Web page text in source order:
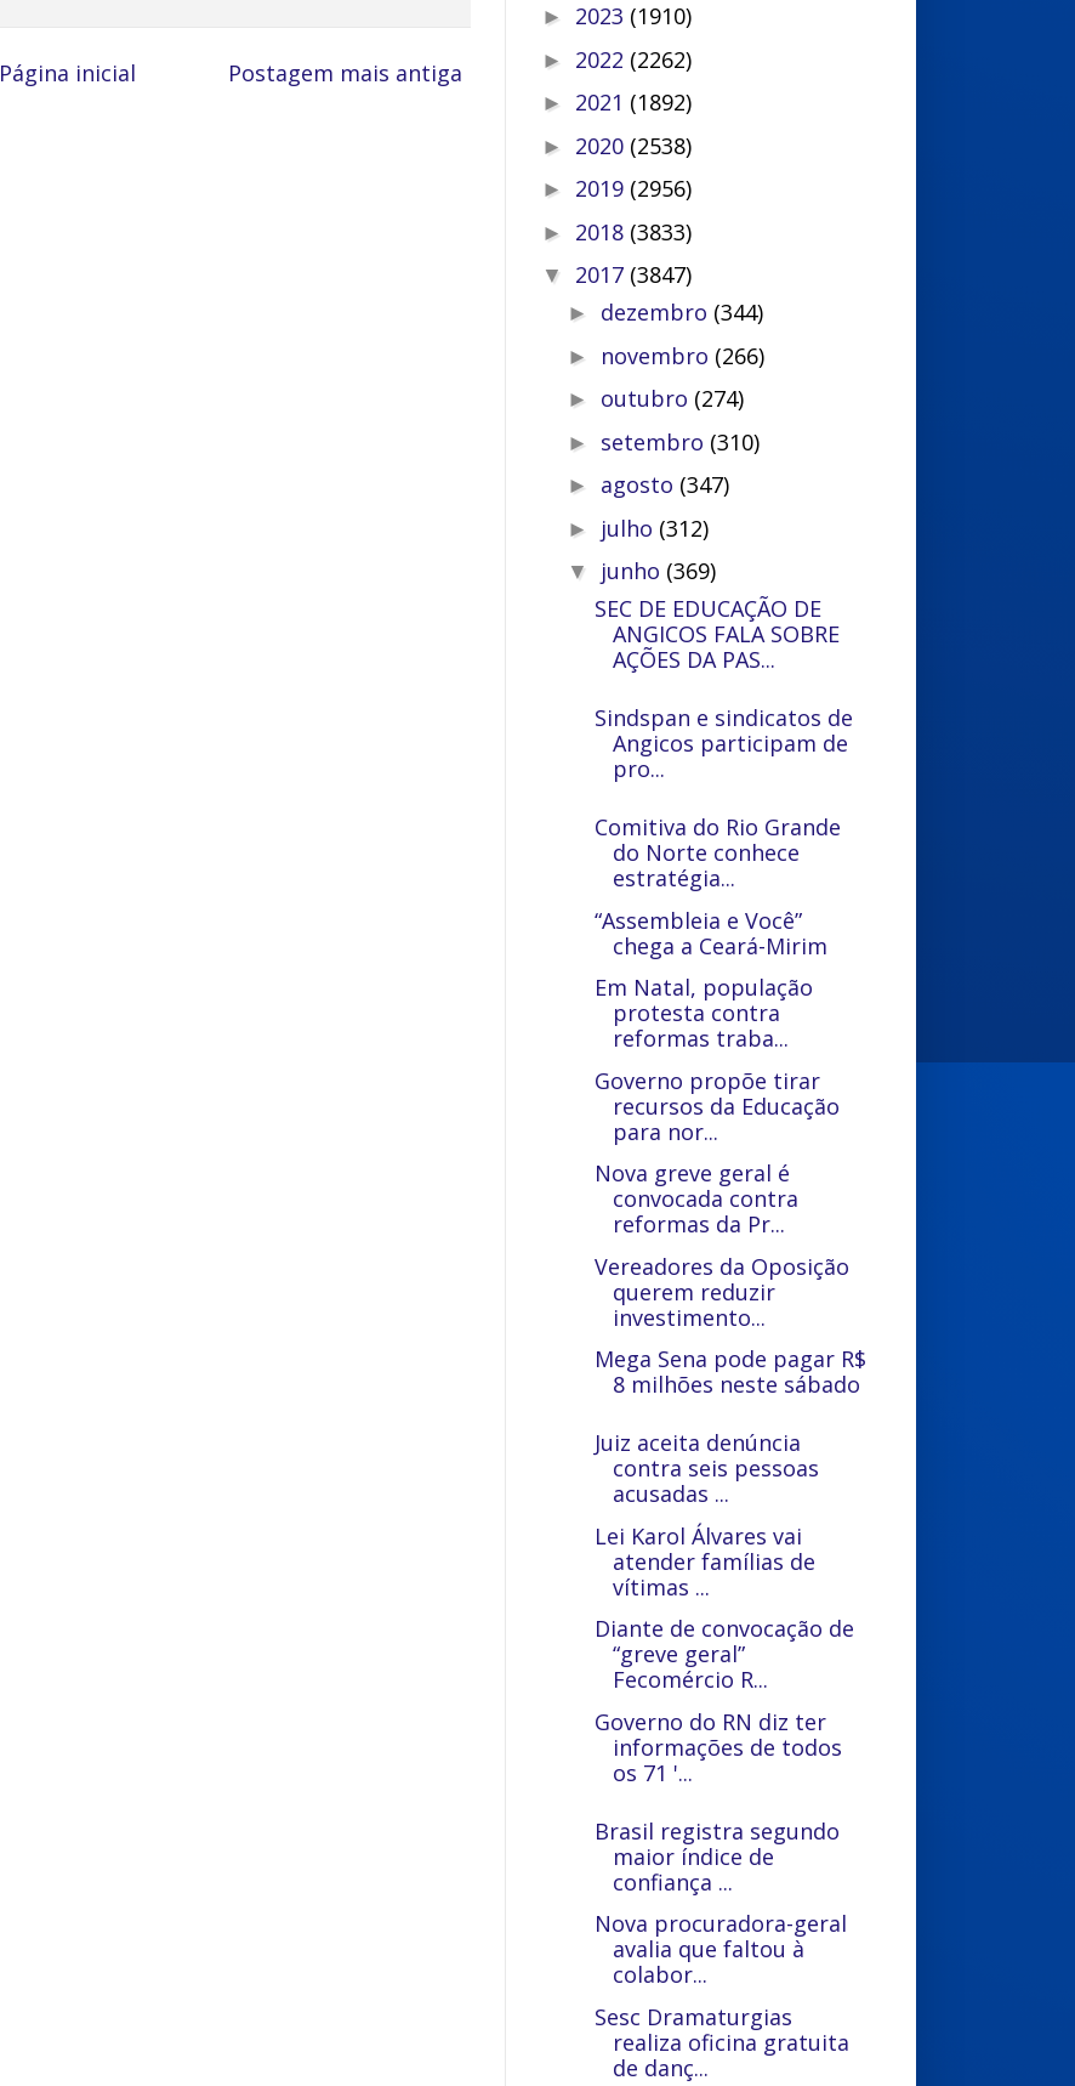
Postagem mais antiga
Página inicial
► 2023 (1910)
► 2022 (2262)
► 2021 (1892)
► 2020 (2538)
► 2019 (2956)
► 2018 (3833)
▼ 2017 (3847)
► dezembro (344)
► novembro (266)
► outubro (274)
► setembro (310)
► agosto (347)
► julho (312)
▼ junho (369)
SEC DE EDUCAÇÃO DE
ANGICOS FALA SOBRE
AÇÕES DA PAS...
Sindspan e sindicatos de
Angicos participam de
pro...
Comitiva do Rio Grande
do Norte conhece
estratégia...
“Assembleia e Você”
chega a Ceará-Mirim
Em Natal, população
protesta contra
reformas traba...
Governo propõe tirar
recursos da Educação
para nor...
Nova greve geral é
convocada contra
reformas da Pr...
Vereadores da Oposição
querem reduzir
investimento...
Mega Sena pode pagar R$
8 milhões neste sábado
Juiz aceita denúncia
contra seis pessoas
acusadas ...
Lei Karol Álvares vai
atender famílias de
vítimas ...
Diante de convocação de
“greve geral”
Fecomércio R...
Governo do RN diz ter
informações de todos
os 71 '...
Brasil registra segundo
maior índice de
confiança ...
Nova procuradora-geral
avalia que faltou à
colabor...
Sesc Dramaturgias
realiza oficina gratuita
de danç...